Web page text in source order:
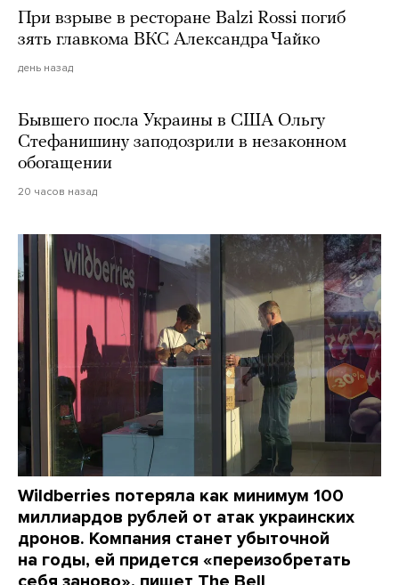
При взрыве в ресторане Balzi Rossi погиб
зять главкома ВКС Александра Чайко
день назад
Бывшего посла Украины в США Ольгу
Стефанишину заподозрили в незаконном
обогащении
20 часов назад
Wildberries потеряла как минимум 100
миллиардов рублей от атак украинских
дронов. Компания станет убыточной
на годы, ей придется «переизобретать